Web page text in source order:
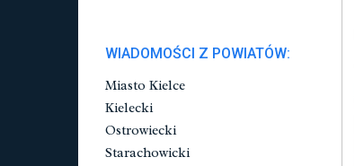
WIADOMOŚCI Z POWIATÓW:
Miasto Kielce
Kielecki
Ostrowiecki
Starachowicki